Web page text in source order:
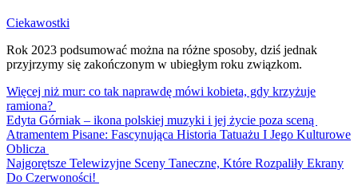
Ciekawostki
Rok 2023 podsumować można na różne sposoby, dziś jednak
przyjrzymy się zakończonym w ubiegłym roku związkom.
Więcej niż mur: co tak naprawdę mówi kobieta, gdy krzyżuje
ramiona?
Edyta Górniak – ikona polskiej muzyki i jej życie poza sceną
Atramentem Pisane: Fascynująca Historia Tatuażu I Jego Kulturowe
Oblicza
Najgorętsze Telewizyjne Sceny Taneczne, Które Rozpaliły Ekrany
Do Czerwoności!